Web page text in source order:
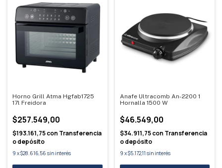
Horno Grill Atma Hgfab1725
17l Freidora
$257.549,00
$193.161,75con Transferencia
o depósito
9 x$28.616,56 sin interés
Anafe Ultracomb An-2200 1
Hornalla 1500 W
$46.549,00
$34.911,75con Transferencia
o depósito
9 x$5.172,11 sin interés